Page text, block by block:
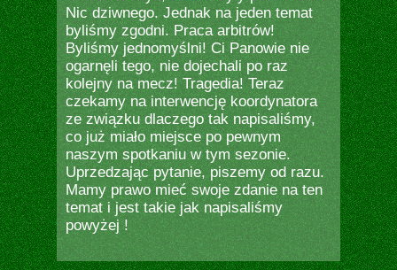
Nic dziwnego. Jednak na jeden temat
byliśmy zgodni. Praca arbitrów!
Byliśmy jednomyślni! Ci Panowie nie
ogarnęli tego, nie dojechali po raz
kolejny na mecz! Tragedia! Teraz
czekamy na interwencję koordynatora
ze związku dlaczego tak napisaliśmy,
co już miało miejsce po pewnym
naszym spotkaniu w tym sezonie.
Uprzedzając pytanie, piszemy od razu.
Mamy prawo mieć swoje zdanie na ten
temat i jest takie jak napisaliśmy
powyżej !